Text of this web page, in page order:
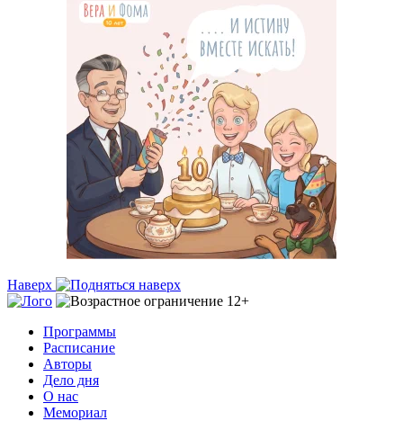
Наверх
Программы
Расписание
Авторы
Дело дня
О нас
Мемориал